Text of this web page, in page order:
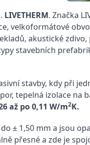
LIVETHERM. Značka
velkoformátové
akustické
stavebních
stavby, kdy při
tepelná izolace na
až po 0,11 W/m2K.
± 1,50 mm a jsou
přesné a zde je